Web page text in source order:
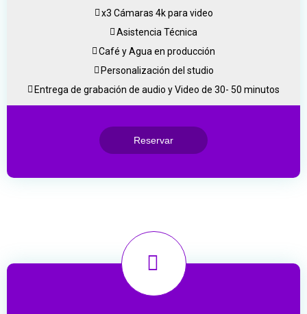
x3 Cámaras 4k para video
Asistencia Técnica
Café y Agua en producción
Personalización del studio
Entrega de grabación de audio y Video de 30- 50 minutos
Reservar